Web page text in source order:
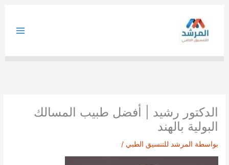
الدكتور رشيد | أفضل طبيب المسالك
البولية بالهند
بواسطة المرشد للتنسيق الطبي/